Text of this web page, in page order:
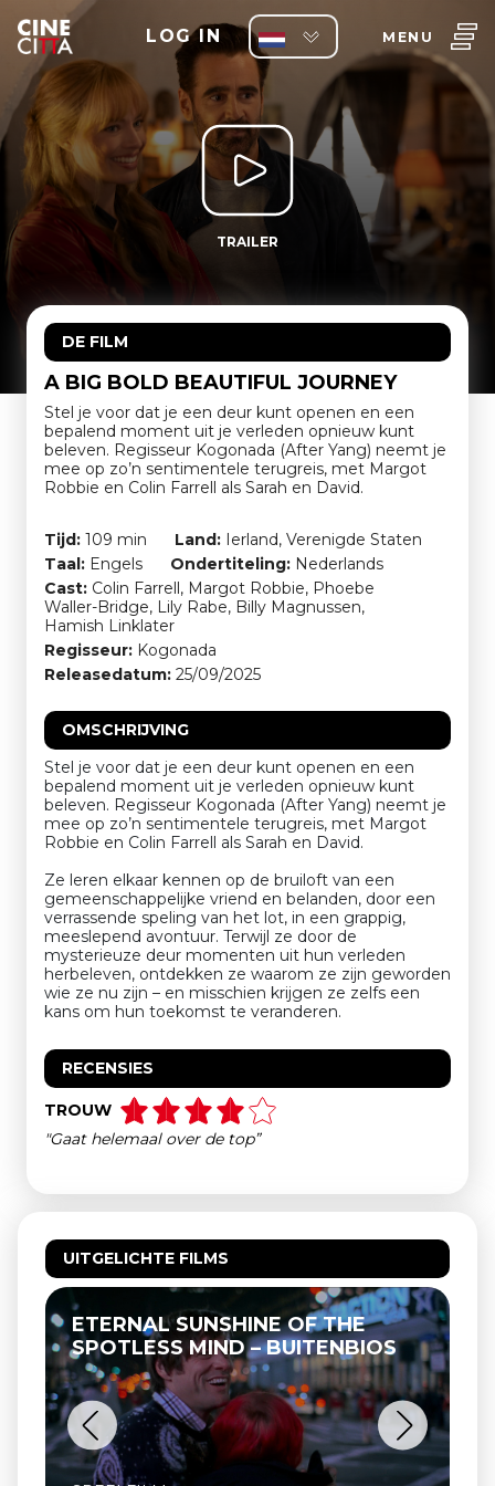
LOG IN MENU
TRAILER
DE FILM
A BIG BOLD BEAUTIFUL JOURNEY
Stel je voor dat je een deur kunt openen en een
bepalend moment uit je verleden opnieuw kunt
beleven. Regisseur Kogonada (After Yang) neemt je
mee op zo’n sentimentele terugreis, met Margot
Robbie en Colin Farrell als Sarah en David.
Tijd: 109 min Land: Ierland, Verenigde Staten
Taal: Engels Ondertiteling: Nederlands
Cast: Colin Farrell, Margot Robbie, Phoebe
Waller-Bridge, Lily Rabe, Billy Magnussen,
Hamish Linklater
Regisseur: Kogonada
Releasedatum: 25/09/2025
OMSCHRIJVING
Stel je voor dat je een deur kunt openen en een
bepalend moment uit je verleden opnieuw kunt
beleven. Regisseur Kogonada (After Yang) neemt je
mee op zo’n sentimentele terugreis, met Margot
Robbie en Colin Farrell als Sarah en David.
Ze leren elkaar kennen op de bruiloft van een
gemeenschappelijke vriend en belanden, door een
verrassende speling van het lot, in een grappig,
meeslepend avontuur. Terwijl ze door de
mysterieuze deur momenten uit hun verleden
herbeleven, ontdekken ze waarom ze zijn geworden
wie ze nu zijn – en misschien krijgen ze zelfs een
kans om hun toekomst te veranderen.
RECENSIES
TROUW
"Gaat helemaal over de top”
UITGELICHTE FILMS
ETERNAL SUNSHINE OF THE
SPOTLESS MIND – BUITENBIOS